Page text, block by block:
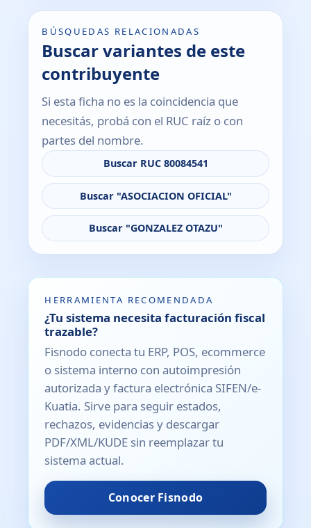
BÚSQUEDAS RELACIONADAS
Buscar variantes de este
contribuyente
Si esta ficha no es la coincidencia que
necesitás, probá con el RUC raíz o con
partes del nombre.
Buscar RUC 80084541
Buscar "ASOCIACION OFICIAL"
Buscar "GONZALEZ OTAZU"
HERRAMIENTA RECOMENDADA
¿Tu sistema necesita facturación fiscal
trazable?
Fisnodo conecta tu ERP, POS, ecommerce
o sistema interno con autoimpresión
autorizada y factura electrónica SIFEN/e-
Kuatia. Sirve para seguir estados,
rechazos, evidencias y descargar
PDF/XML/KUDE sin reemplazar tu
sistema actual.
Conocer Fisnodo